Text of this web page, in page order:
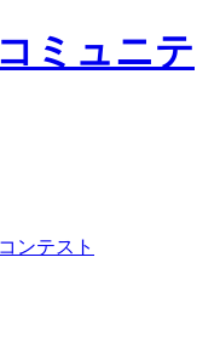
ンテスト